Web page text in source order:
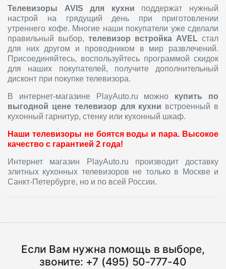
Телевизоры AVIS для кухни поддержат нужный
настрой на грядущий день при приготовлении
утреннего кофе. Многие наши покупатели уже сделали
правильный выбор, телевизор встройка AVEL стал
для них другом и проводником в мир развлечений.
Присоединяйтесь, воспользуйтесь программой скидок
для наших покупателей, получите дополнительный
дисконт при покупке телевизора.
В интернет-магазине PlayAuto.ru можно купить по
выгодной цене телевизор для кухни встроенный в
кухонный гарнитур, стенку или кухонный шкаф.
Наши телевизоры не боятся воды и пара. Высокое
качество с гарантией 2 года!
Интернет магазин PlayAuto.ru производит доставку
элитных кухонных телевизоров не только в Москве и
Санкт-Петербурге, но и по всей России.
Если Вам нужна помощь в выборе,
звоните: +7 (495) 50-777-40